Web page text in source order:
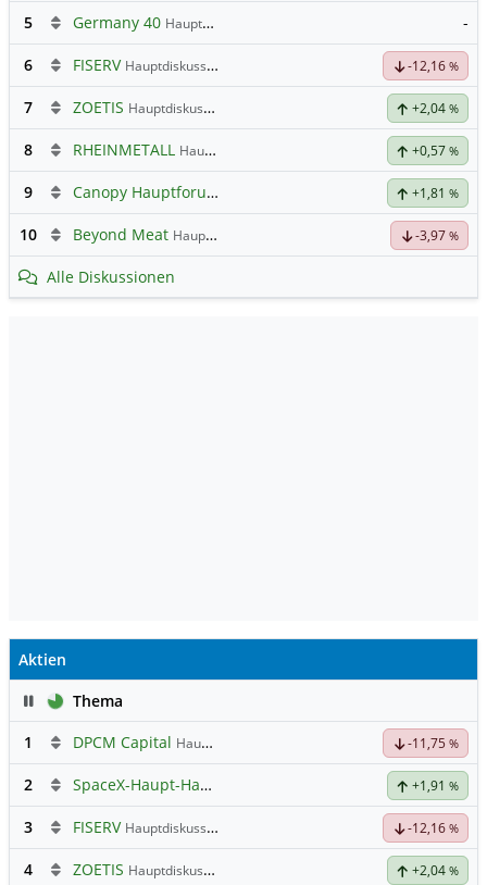
5 Germany 40 Hauptdiskussion -
6 FISERV Hauptdiskussion -12,16 %
7 ZOETIS Hauptdiskussion +2,04 %
8 RHEINMETALL Hauptdiskussion +0,57 %
9 Canopy Hauptforum +1,81 %
10 Beyond Meat Hauptdiskussion -3,97 %
Alle Diskussionen
Aktien
PauseThema
1
DPCM Capital Hauptdiskussion -11,75 %
2 SpaceX-Haupt-Hauptforum +1,91 %
3 FISERV Hauptdiskussion -12,16 %
4 ZOETIS Hauptdiskussion +2,04 %